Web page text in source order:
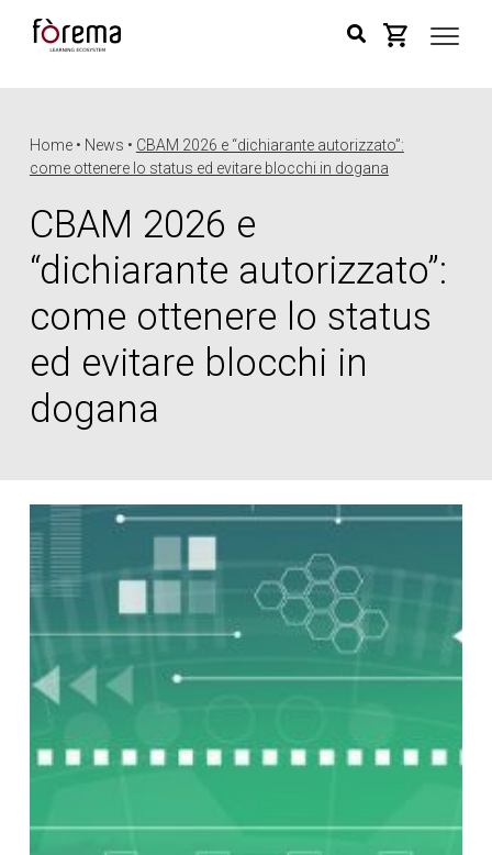
Home • News • CBAM 2026 e “dichiarante autorizzato”:
come ottenere lo status ed evitare blocchi in dogana
CBAM 2026 e
“dichiarante autorizzato”:
come ottenere lo status
ed evitare blocchi in
dogana